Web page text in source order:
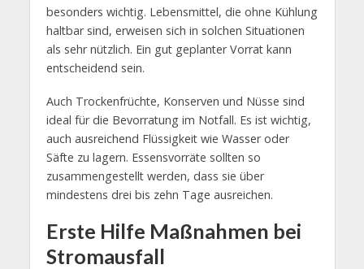
besonders wichtig. Lebensmittel, die ohne Kühlung
haltbar sind, erweisen sich in solchen Situationen
als sehr nützlich. Ein gut geplanter Vorrat kann
entscheidend sein.
Auch Trockenfrüchte, Konserven und Nüsse sind
ideal für die Bevorratung im Notfall. Es ist wichtig,
auch ausreichend Flüssigkeit wie Wasser oder
Säfte zu lagern. Essensvorräte sollten so
zusammengestellt werden, dass sie über
mindestens drei bis zehn Tage ausreichen.
Erste Hilfe Maßnahmen bei
Stromausfall